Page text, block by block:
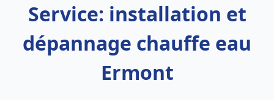
Service: installation et
dépannage chauffe eau
Ermont